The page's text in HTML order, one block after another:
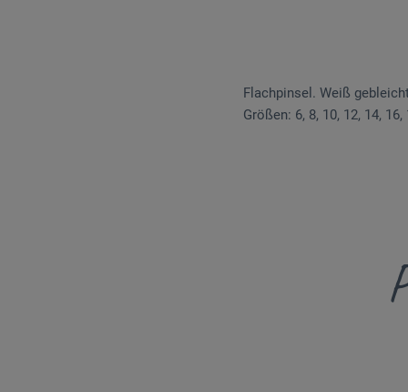
Flachpinsel. Weiß
Größen: 6, 8, 10, 12, 14,